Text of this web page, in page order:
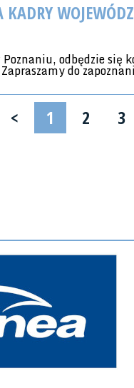
odbędzie się
do
< 1 2 3